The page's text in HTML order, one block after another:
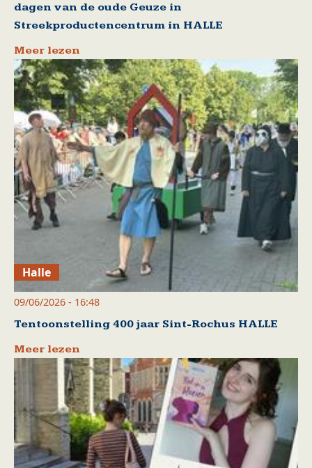
dagen van de oude Geuze in
Streekproductencentrum in HALLE
Meer lezen
Halle
09/06/2026 - 16:48
Tentoonstelling 400 jaar Sint-Rochus HALLE
Meer lezen